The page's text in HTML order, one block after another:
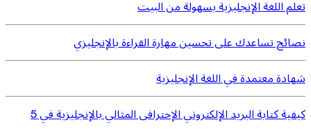
تعلم اللغة الإنجليزية بسهولة من البيت
نصائح تساعدك على تحسين مهارة القراءة بالإنجليزي
شهادة معتمدة في اللغة الإنجليزية
كيفية كتابة البريد الإلكتروني الإحترافى المثالي بالإنجليزية في 5